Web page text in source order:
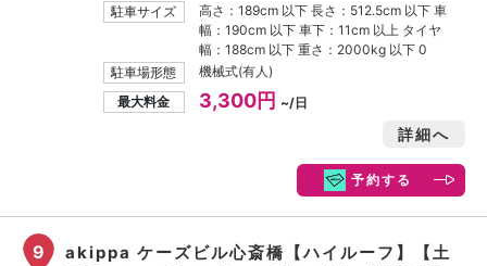
駐車サイズ
高さ：189cm 以下 長さ：512.5cm 以下 車
幅：190cm 以下 車下：11cm 以上 タイヤ
幅：188cm 以下 重さ：2000kg 以下 0
駐車場形態
機械式(有人)
最大料金
3,300円 ~/日
詳細へ
予約する
9
akippa ケーズビル心斎橋【ハイルーフ】【土